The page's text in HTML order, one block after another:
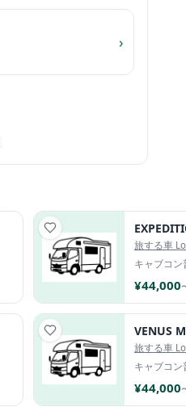
›
旅する車
キャブコン
¥44,000
VENUS
旅する車
キャブコン
¥44,000